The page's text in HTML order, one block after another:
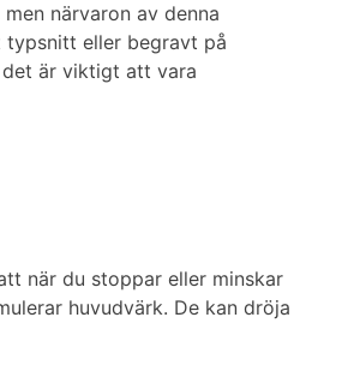
närvaron av denna
eller begravt på
är viktigt att vara
när du stoppar eller minskar
huvudvärk. De kan dröja